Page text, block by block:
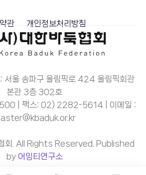
관 개인정보처리방침
서울 송파구 올림픽로 424 올림픽회관
본관 3층 302호
| 팩스: 02) 2282-5614 | 이메일 :
회. All Rights Reserved. Published
by 어잉티연구소